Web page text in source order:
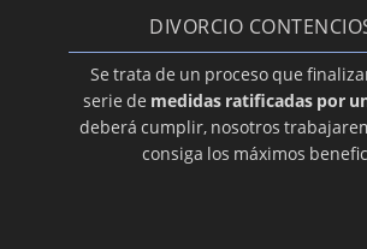
Divorcio por sentencia judicial
Publicidad del régimen
matrimonial
El contador para repartir los
divorcio
DIVORCIO
Se trata de un proceso que
serie de medidas ratificadas por
deberá cumplir, nosotros
consiga los máximos